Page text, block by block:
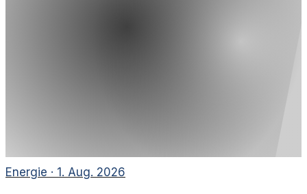
Energie · 1. Aug. 2026